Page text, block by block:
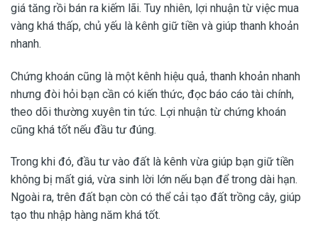
giá tăng rồi bán ra kiếm lãi. Tuy nhiên, lợi nhuận từ việc mua
vàng khá thấp, chủ yếu là kênh giữ tiền và giúp thanh khoản
nhanh.
Chứng khoán cũng là một kênh hiệu quả, thanh khoản nhanh
nhưng đòi hỏi bạn cần có kiến thức, đọc báo cáo tài chính,
theo dõi thường xuyên tin tức. Lợi nhuận từ chứng khoán
cũng khá tốt nếu đầu tư đúng.
Trong khi đó, đầu tư vào đất là kênh vừa giúp bạn giữ tiền
không bị mất giá, vừa sinh lời lớn nếu bạn để trong dài hạn.
Ngoài ra, trên đất bạn còn có thể cải tạo đất trồng cây, giúp
tạo thu nhập hàng năm khá tốt.